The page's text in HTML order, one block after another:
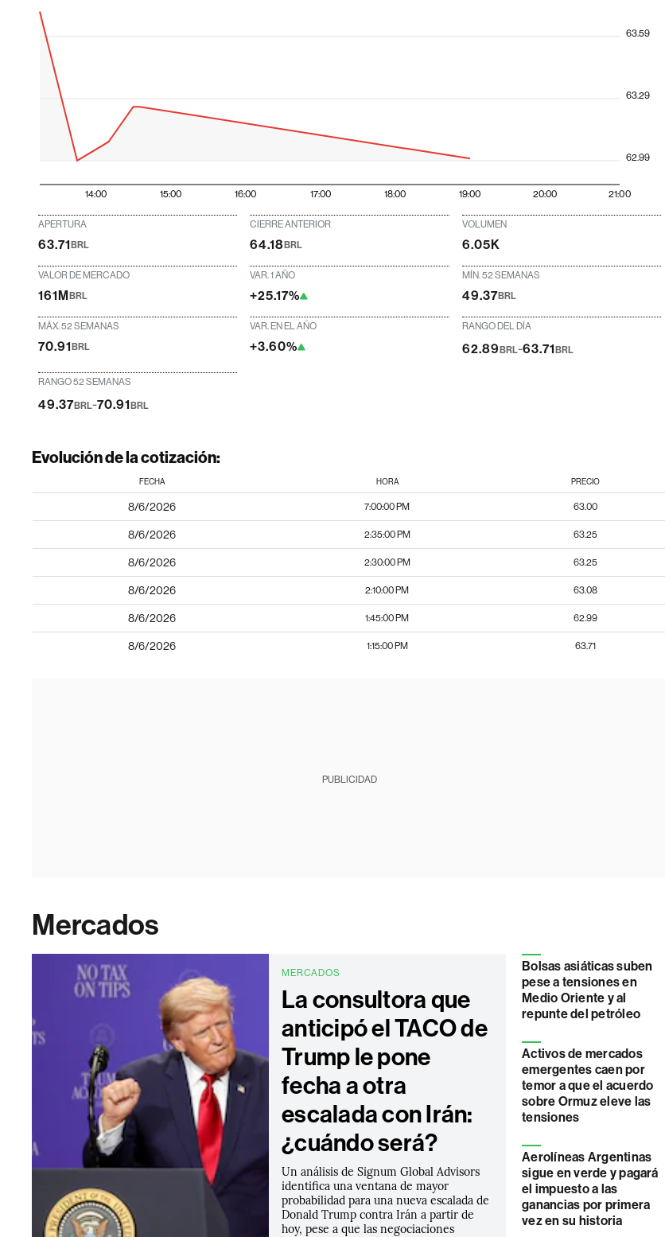
14:00 15:00 16:00 17:00 18:00 19:00 20:00 21:00
62.99
63.29
63.59
APERTURA
63.71BRL
CIERRE ANTERIOR
64.18BRL
VOLUMEN
6.05K
VALOR DE MERCADO
161MBRL
VAR. 1 AÑO
+25.17%
MÍN. 52 SEMANAS
49.37BRL
MÁX. 52 SEMANAS
70.91BRL
VAR. EN EL AÑO
+3.60%
RANGO DEL DÍA
62.89 BRL-63.71 BRL
RANGO 52 SEMANAS
49.37BRL-70.91BRL
Evolución de la cotización:
FECHA HORA PRECIO
8/6/2026 7:00:00 PM 63.00
8/6/2026 2:35:00 PM 63.25
8/6/2026 2:30:00 PM 63.25
8/6/2026 2:10:00 PM 63.08
8/6/2026 1:45:00 PM 62.99
8/6/2026 1:15:00 PM 63.71
PUBLICIDAD
Mercados
MERCADOS
La consultora que
anticipó el TACO de
Trump le pone
fecha a otra
escalada con Irán:
¿cuándo será?
Un análisis de Signum Global Advisors
identifica una ventana de mayor
probabilidad para una nueva escalada de
Donald Trump contra Irán a partir de
hoy, pese a que las negociaciones
Bolsas asiáticas suben
pese a tensiones en
Medio Oriente y al
repunte del petróleo
Activos de mercados
emergentes caen por
temor a que el acuerdo
sobre Ormuz eleve las
tensiones
Aerolíneas Argentinas
sigue en verde y pagará
el impuesto a las
ganancias por primera
vez en su historia